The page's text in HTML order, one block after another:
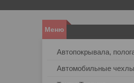
Автопокрывала,
Автомобильные чехлы